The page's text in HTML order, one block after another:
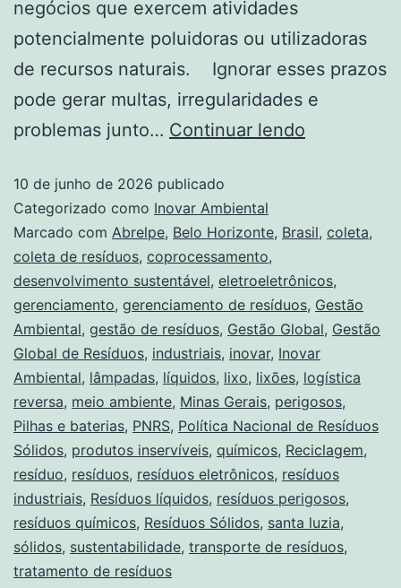
negócios que exercem atividades
potencialmente poluidoras ou utilizadoras
de recursos naturais. Ignorar esses prazos
pode gerar multas, irregularidades e
problemas junto… Continuar lendo
10 de junho de 2026 publicado
Categorizado como Inovar Ambiental
Marcado com Abrelpe, Belo Horizonte, Brasil, coleta,
coleta de resíduos, coprocessamento,
desenvolvimento sustentável, eletroeletrônicos,
gerenciamento, gerenciamento de resíduos, Gestão
Ambiental, gestão de resíduos, Gestão Global, Gestão
Global de Resíduos, industriais, inovar, Inovar
Ambiental, lâmpadas, líquidos, lixo, lixões, logística
reversa, meio ambiente, Minas Gerais, perigosos,
Pilhas e baterias, PNRS, Política Nacional de Resíduos
Sólidos, produtos inservíveis, químicos, Reciclagem,
resíduo, resíduos, resíduos eletrônicos, resíduos
industriais, Resíduos líquidos, resíduos perigosos,
resíduos químicos, Resíduos Sólidos, santa luzia,
sólidos, sustentabilidade, transporte de resíduos,
tratamento de resíduos